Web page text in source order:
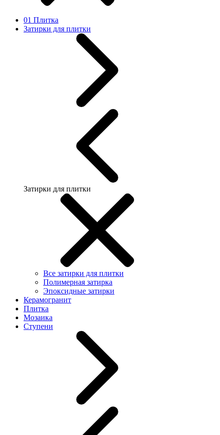
01 Плитка
Затирки для плитки
Затирки для плитки
Все затирки для плитки
Полимерная затирка
Эпоксидные затирки
Керамогранит
Плитка
Мозаика
Ступени